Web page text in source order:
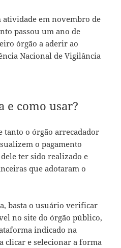
atividade em novembro de
passou um ano de
órgão a aderir ao
Nacional de Vigilância
e como usar?
tanto o órgão arrecadador
o pagamento
ter sido realizado e
que adotaram o
basta o usuário verificar
no site do órgão público,
indicado na
clicar e selecionar a forma